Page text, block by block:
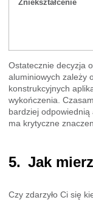
Zniekształcenie
Ostatecznie decyzja
aluminiowych zależy
konstrukcyjnych
wykończenia.
bardziej odpowiednią
ma krytyczne
Jak
Czy zdarzyło Ci się